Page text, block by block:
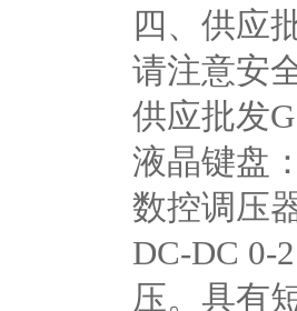
四、供应
请注意安
供应批发
液晶键盘
数控调压
DC-DC 0-
压。具有